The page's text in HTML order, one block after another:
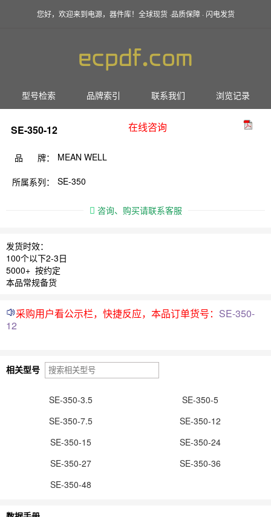
您好，欢迎来到电源，器件库！全球现货 ·品质保障 · 闪电发货
型号检索 品牌索引 联系我们 浏览记录
SE-350-12 在线咨询
品 牌： MEAN WELL
所属系列： SE-350
咨询、购买请联系客服
发货时效：
100个以下2-3日
5000+ 按约定
本品常规备货
采购用户看公示栏，快捷反应，本品订单货号： SE-350-
12
相关型号
SE-350-3.5
SE-350-5
SE-350-7.5
SE-350-12
SE-350-15
SE-350-24
SE-350-27
SE-350-36
SE-350-48